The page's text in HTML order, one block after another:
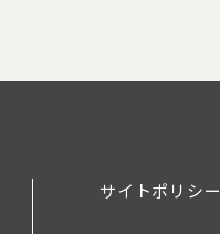
サイトポリシー